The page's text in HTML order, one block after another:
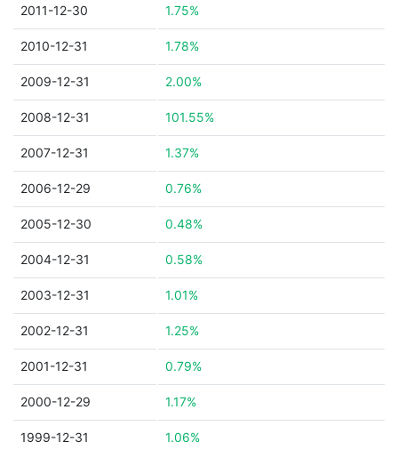
2011-12-30 1.75%
2010-12-31 1.78%
2009-12-31 2.00%
2008-12-31 101.55%
2007-12-31 1.37%
2006-12-29 0.76%
2005-12-30 0.48%
2004-12-31 0.58%
2003-12-31 1.01%
2002-12-31 1.25%
2001-12-31 0.79%
2000-12-29 1.17%
1999-12-31 1.06%